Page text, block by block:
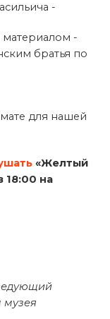
-
-
братья по
для нашей
«Желтый
18:00 на
музея